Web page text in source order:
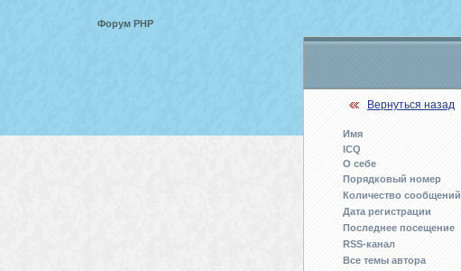
Форум PHP
Вернуться назад
Имя
ICQ
О себе
Порядковый номер
Количество сообщений
Дата регистрации
Последнее посещение
RSS-канал
Все темы автора